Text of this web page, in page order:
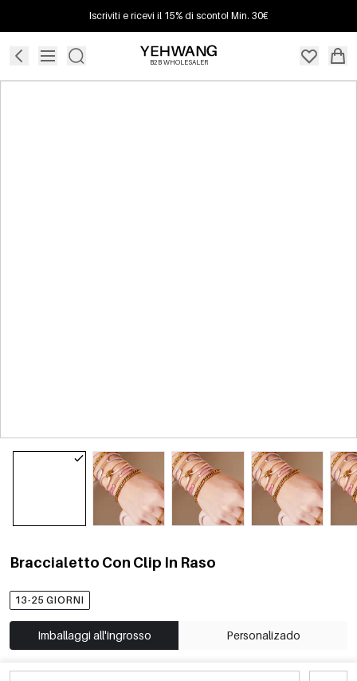
Iscriviti e ricevi il 15% di sconto! Min. 30€
B2B WHOLESALER
Braccialetto Con Clip In Raso
13-25 GIORNI
Imballaggi all'ingrosso Personalizado